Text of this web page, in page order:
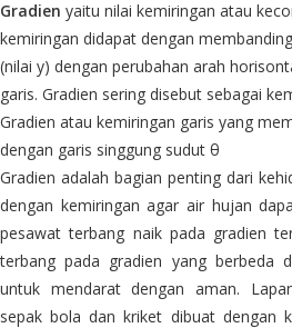
Gradien yaitu nilai kemiringan atau
kemiringan didapat dengan
(nilai y) dengan perubahan arah
garis. Gradien sering disebut sebagai
Gradien atau kemiringan garis yang
dengan garis singgung sudut θ
Gradien adalah bagian penting dari
dengan kemiringan agar air hujan
pesawat terbang naik pada gradien
terbang pada gradien yang berbeda
untuk mendarat dengan aman.
sepak bola dan kriket dibuat dengan